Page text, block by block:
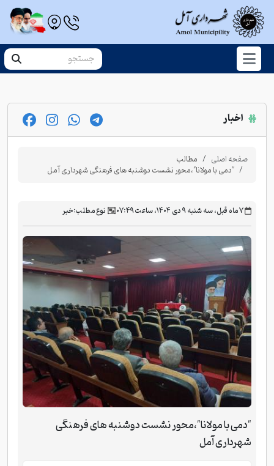
اخبار
صفحه اصلی مطالب
"دمی با مولانا"،محور نشست دوشنبه های فرهنگی شهرداری آمل
‫۷ ماه قبل، سه شنبه ۹ دی ۱۴۰۴، ساعت ۰۷:۴۹ نوع مطلب:خبر
"دمی با مولانا"،محور نشست دوشنبه های فرهنگی
شهرداری آمل